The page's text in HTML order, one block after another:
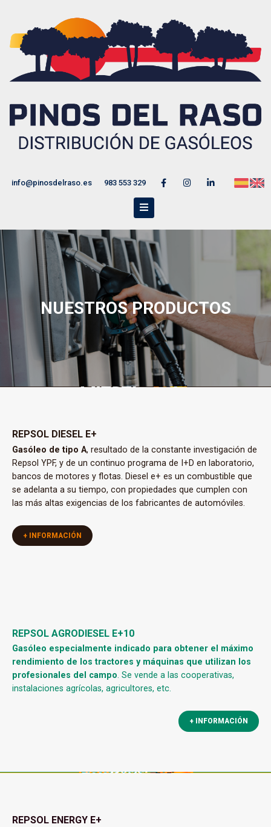
info@pinosdelraso.es 983 553 329
NUESTROS PRODUCTOS
REPSOL DIESEL E+
Gasóleo de tipo A, resultado de la constante investigación de
Repsol YPF, y de un continuo programa de I+D en laboratorio,
bancos de motores y flotas. Diesel e+ es un combustible que
se adelanta a su tiempo, con propiedades que cumplen con
las más altas exigencias de los fabricantes de automóviles.
+ INFORMACIÓN
REPSOL AGRODIESEL E+10
Gasóleo especialmente indicado para obtener el máximo
rendimiento de los tractores y máquinas que utilizan los
profesionales del campo. Se vende a las cooperativas,
instalaciones agrícolas, agricultores, etc.
+ INFORMACIÓN
REPSOL ENERGY E+